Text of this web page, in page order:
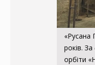
«Русана
років.
орбіти